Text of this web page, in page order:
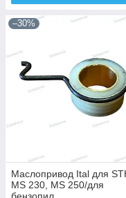
–30%
Маслопривод Ital для
MS 230, MS 250/для